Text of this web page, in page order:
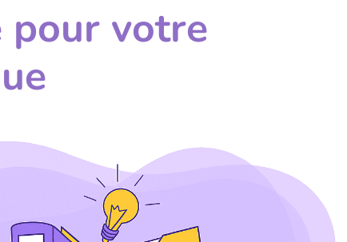
pour votre